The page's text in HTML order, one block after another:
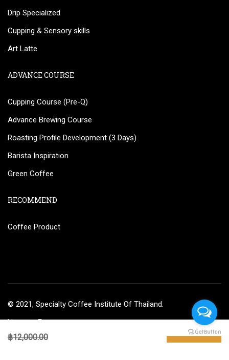
฿12,000.00
Drip Specialized
Cupping & Sensory skills
Art Latte
ADVANCE COURSE
Cupping Course (Pre-Q)
Advance Brewing Course
Roasting Profile Development (3 Days)
Barista Inspiration
Green Coffee
RECOMMEND
Coffee Product
© 2021, Specialty Coffee Institute Of Thailand.
Home
Events